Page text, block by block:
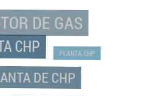
DE GAS
CHP PLANTA CHP
DE CHP